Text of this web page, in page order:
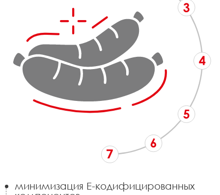
минимизация Е-кодифицированных